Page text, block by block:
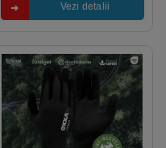
Vezi detalii